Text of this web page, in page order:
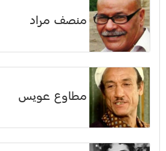
منصف مراد
مطاوع عويس